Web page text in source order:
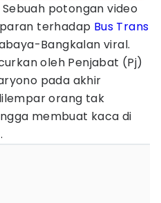
potongan video
terhadap Bus Trans
Bangkalan viral.
oleh Penjabat (Pj)
pada akhir
orang tak
membuat kaca di